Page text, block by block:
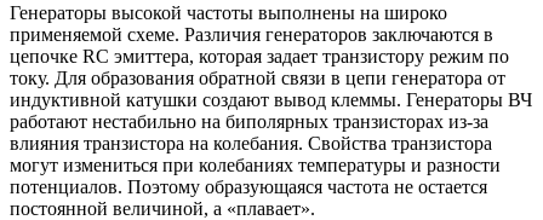
Генераторы высокой частоты выполнены на широко
применяемой схеме. Различия генераторов заключаются в
цепочке RС эмиттера, которая задает транзистору режим по
току. Для образования обратной связи в цепи генератора от
индуктивной катушки создают вывод клеммы. Генераторы ВЧ
работают нестабильно на биполярных транзисторах из-за
влияния транзистора на колебания. Свойства транзистора
могут измениться при колебаниях температуры и разности
потенциалов. Поэтому образующаяся частота не остается
постоянной величиной, а «плавает».